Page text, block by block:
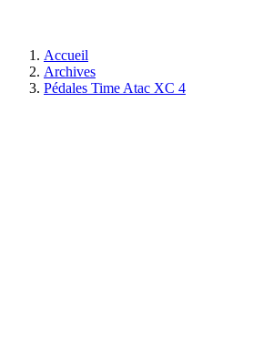
Accueil
Archives
Pédales Time Atac XC 4